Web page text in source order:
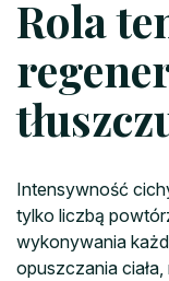
Rola
Intensywność
tylko liczbą
wykonywania
opuszczania